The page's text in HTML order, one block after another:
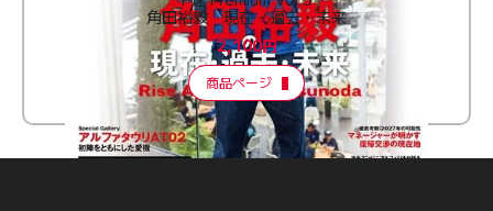
角田裕毅 現在・過去・未来
2,100円
商品ページ